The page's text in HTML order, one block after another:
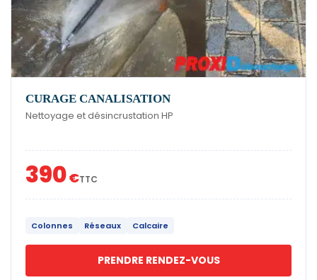
CURAGE CANALISATION
Nettoyage et désincrustation HP
390€TTC
Colonnes Réseaux Calcaire
PRENDRE RENDEZ-VOUS